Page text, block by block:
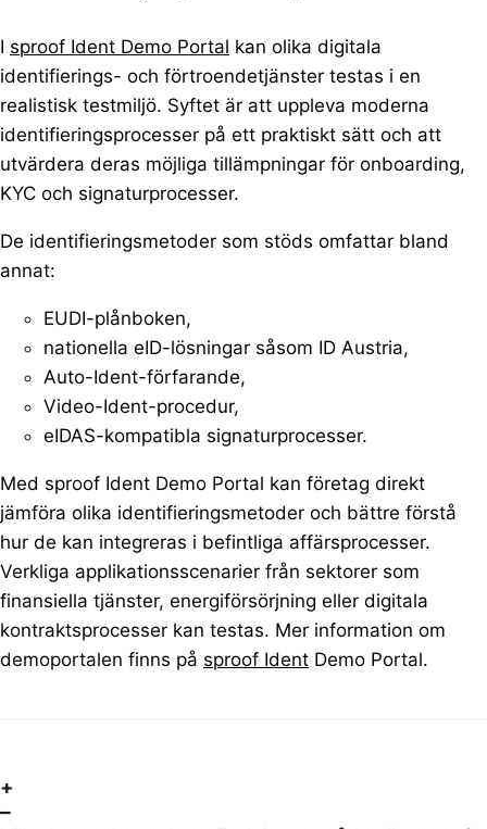
I sproof Ident Demo Portal kan olika digitala
identifierings- och förtroendetjänster testas i en
realistisk testmiljö. Syftet är att uppleva moderna
identifieringsprocesser på ett praktiskt sätt och att
utvärdera deras möjliga tillämpningar för onboarding,
KYC och signaturprocesser.
De identifieringsmetoder som stöds omfattar bland
annat:
EUDI-plånboken,
nationella eID-lösningar såsom ID Austria,
Auto-Ident-förfarande,
Video-Ident-procedur,
eIDAS-kompatibla signaturprocesser.
Med sproof Ident Demo Portal kan företag direkt
jämföra olika identifieringsmetoder och bättre förstå
hur de kan integreras i befintliga affärsprocesser.
Verkliga applikationsscenarier från sektorer som
finansiella tjänster, energiförsörjning eller digitala
kontraktsprocesser kan testas. Mer information om
demoportalen finns på sproof Ident Demo Portal.
+
–